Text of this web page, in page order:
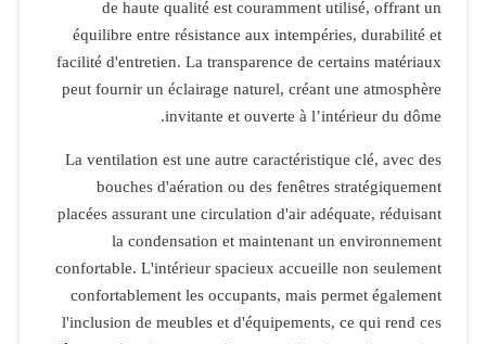
équilibre
facilité
peut fournir
La
placées
confortable.
l'inclusion